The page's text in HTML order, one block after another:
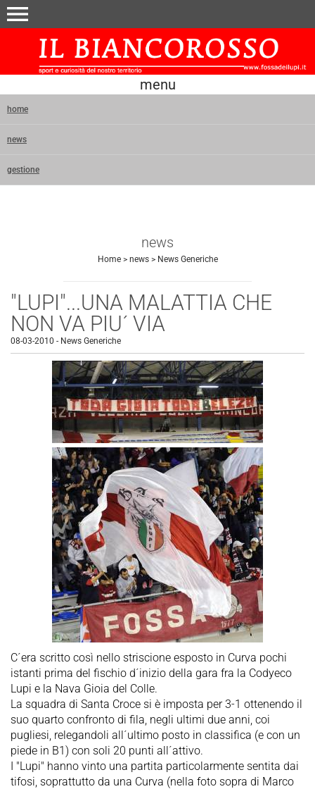
menu
menu
home
news
gestione
news
Home> news> News Generiche
"LUPI"...UNA MALATTIA CHE
NON VA PIU´ VIA
08-03-2010 - News Generiche
C´era scritto così nello striscione esposto in Curva pochi
istanti prima del fischio d´inizio della gara fra la Codyeco
Lupi e la Nava Gioia del Colle.
La squadra di Santa Croce si è imposta per 3-1 ottenendo il
suo quarto confronto di fila, negli ultimi due anni, coi
pugliesi, relegandoli all´ultimo posto in classifica (e con un
piede in B1) con soli 20 punti all´attivo.
I "Lupi" hanno vinto una partita particolarmente sentita dai
tifosi, soprattutto da una Curva (nella foto sopra di Marco